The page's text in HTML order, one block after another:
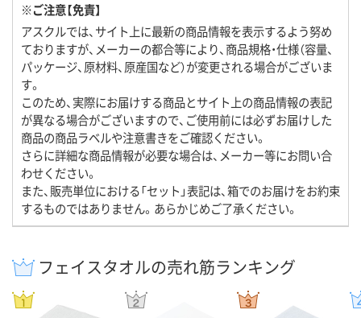
※ご注意【免責】
アスクルでは、サイト上に最新の商品情報を表示するよう努め
ておりますが、メーカーの都合等により、商品規格・仕様（容量、
パッケージ、原材料、原産国など）が変更される場合がございま
す。
このため、実際にお届けする商品とサイト上の商品情報の表記
が異なる場合がございますので、ご使用前には必ずお届けした
商品の商品ラベルや注意書きをご確認ください。
さらに詳細な商品情報が必要な場合は、メーカー等にお問い合
わせください。
また、販売単位における「セット」表記は、箱でのお届けをお約束
するものではありません。あらかじめご了承ください。
フェイスタオルの売れ筋ランキング